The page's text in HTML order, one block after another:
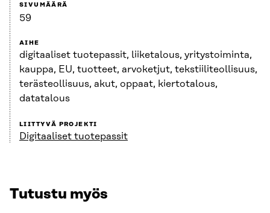
SIVUMÄÄRÄ
59
AIHE
digitaaliset tuotepassit, liiketalous, yritystoiminta,
kauppa, EU, tuotteet, arvoketjut, tekstiiliteollisuus,
terästeollisuus, akut, oppaat, kiertotalous,
datatalous
LIITTYVÄ PROJEKTI
Digitaaliset tuotepassit
Tutustu myös